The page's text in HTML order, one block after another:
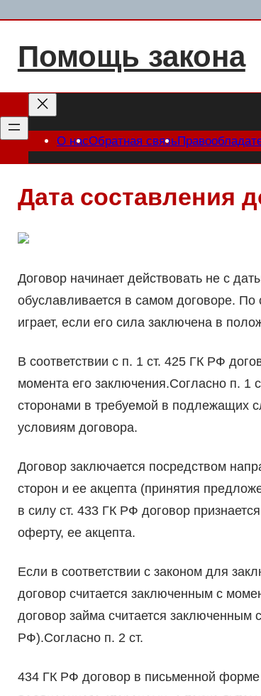
содержимому
Помощь закона
О насОбратная связь
Дата составления
Договор начинает действовать не с
обуславливается в самом договоре. По
играет, если его сила заключена в
В соответствии с п. 1 ст. 425 ГК РФ
момента его заключения.Согласно п. 1
сторонами в требуемой в подлежащих
условиям договора.
Договор заключается посредством
сторон и ее акцепта (принятия
в силу ст. 433 ГК РФ договор
оферту, ее акцепта.
Если в соответствии с законом для
договор считается заключенным с
договор займа считается заключенным
РФ).Согласно п. 2 ст.
434 ГК РФ договор в письменной форме